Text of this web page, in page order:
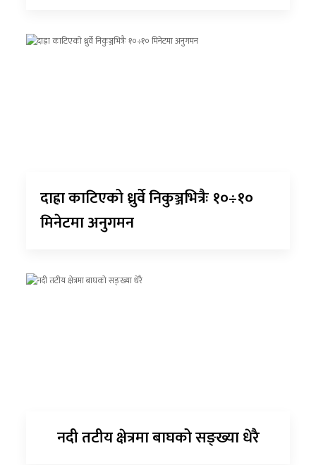
दाह्रा काटिएको ध्रुर्वे निकुञ्जभित्रैः १०÷१०
मिनेटमा अनुगमन
नदी तटीय क्षेत्रमा बाघको सङ्ख्या धेरै